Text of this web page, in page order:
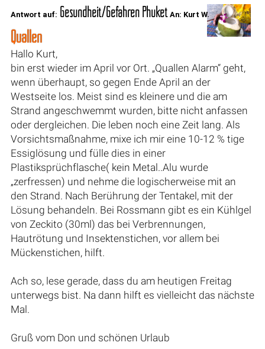
Antwort auf: Gesundheit/Gefahren Phuket An: Kurt W.
Quallen
Hallo Kurt,
bin erst wieder im April vor Ort. „Quallen Alarm“ geht,
wenn überhaupt, so gegen Ende April an der
Westseite los. Meist sind es kleinere und die am
Strand angeschwemmt wurden, bitte nicht anfassen
oder dergleichen. Die leben noch eine Zeit lang. Als
Vorsichtsmaßnahme, mixe ich mir eine 10-12 % tige
Essiglösung und fülle dies in einer
Plastiksprüchflasche( kein Metal..Alu wurde
„zerfressen) und nehme die logischerweise mit an
den Strand. Nach Berührung der Tentakel, mit der
Lösung behandeln. Bei Rossmann gibt es ein Kühlgel
von Zeckito (30ml) das bei Verbrennungen,
Hautrötung und Insektenstichen, vor allem bei
Mückenstichen, hilft.
Ach so, lese gerade, dass du am heutigen Freitag
unterwegs bist. Na dann hilft es vielleicht das nächste
Mal.
Gruß vom Don und schönen Urlaub